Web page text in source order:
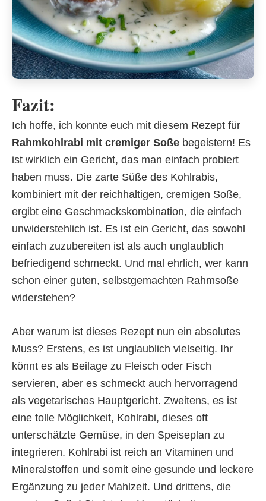
Fazit:
Ich hoffe, ich konnte euch mit diesem Rezept für
Rahmkohlrabi mit cremiger Soße begeistern! Es
ist wirklich ein Gericht, das man einfach probiert
haben muss. Die zarte Süße des Kohlrabis,
kombiniert mit der reichhaltigen, cremigen Soße,
ergibt eine Geschmackskombination, die einfach
unwiderstehlich ist. Es ist ein Gericht, das sowohl
einfach zuzubereiten ist als auch unglaublich
befriedigend schmeckt. Und mal ehrlich, wer kann
schon einer guten, selbstgemachten Rahmsoße
widerstehen?
Aber warum ist dieses Rezept nun ein absolutes
Muss? Erstens, es ist unglaublich vielseitig. Ihr
könnt es als Beilage zu Fleisch oder Fisch
servieren, aber es schmeckt auch hervorragend
als vegetarisches Hauptgericht. Zweitens, es ist
eine tolle Möglichkeit, Kohlrabi, dieses oft
unterschätzte Gemüse, in den Speiseplan zu
integrieren. Kohlrabi ist reich an Vitaminen und
Mineralstoffen und somit eine gesunde und leckere
Ergänzung zu jeder Mahlzeit. Und drittens, die